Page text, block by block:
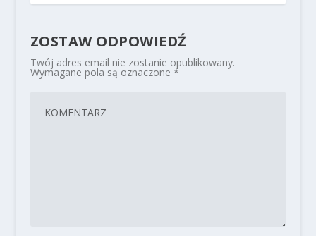
ZOSTAW ODPOWIEDŹ
Twój adres email nie zostanie opublikowany.
Wymagane pola są oznaczone *